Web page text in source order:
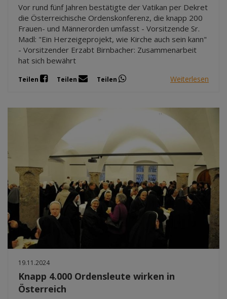
Vor rund fünf Jahren bestätigte der Vatikan per Dekret
die Österreichische Ordenskonferenz, die knapp 200
Frauen- und Männerorden umfasst - Vorsitzende Sr.
Madl: "Ein Herzeigeprojekt, wie Kirche auch sein kann"
- Vorsitzender Erzabt Birnbacher: Zusammenarbeit
hat sich bewährt
Teilen Teilen Teilen Weiterlesen
19.11.2024
Knapp 4.000 Ordensleute wirken in
Österreich